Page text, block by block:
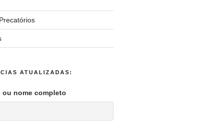
ATUALIZADAS:
ou nome completo